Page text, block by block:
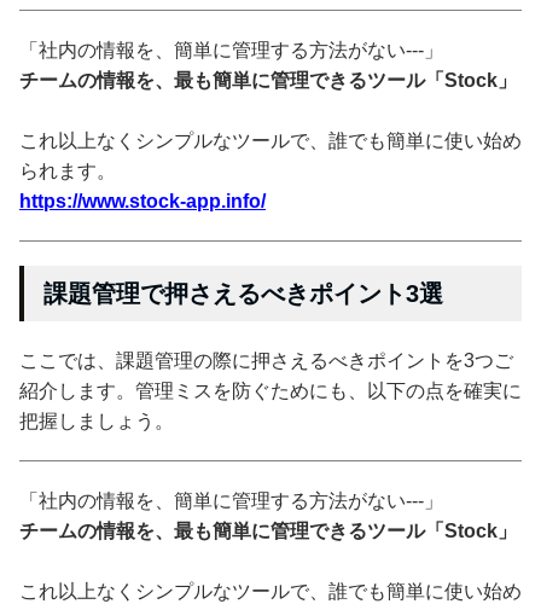
「社内の情報を、簡単に管理する方法がない---」
チームの情報を、最も簡単に管理できるツール「Stock」
これ以上なくシンプルなツールで、誰でも簡単に使い始め
られます。
https://www.stock-app.info/
課題管理で押さえるべきポイント3選
ここでは、課題管理の際に押さえるべきポイントを3つご
紹介します。管理ミスを防ぐためにも、以下の点を確実に
把握しましょう。
「社内の情報を、簡単に管理する方法がない---」
チームの情報を、最も簡単に管理できるツール「Stock」
これ以上なくシンプルなツールで、誰でも簡単に使い始め